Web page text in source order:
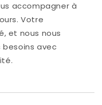
accompagner à
Votre
et nous nous
avec